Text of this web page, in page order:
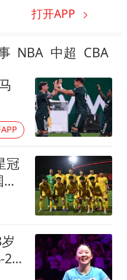
打开APP
NBA 中超 CBA
冠
2